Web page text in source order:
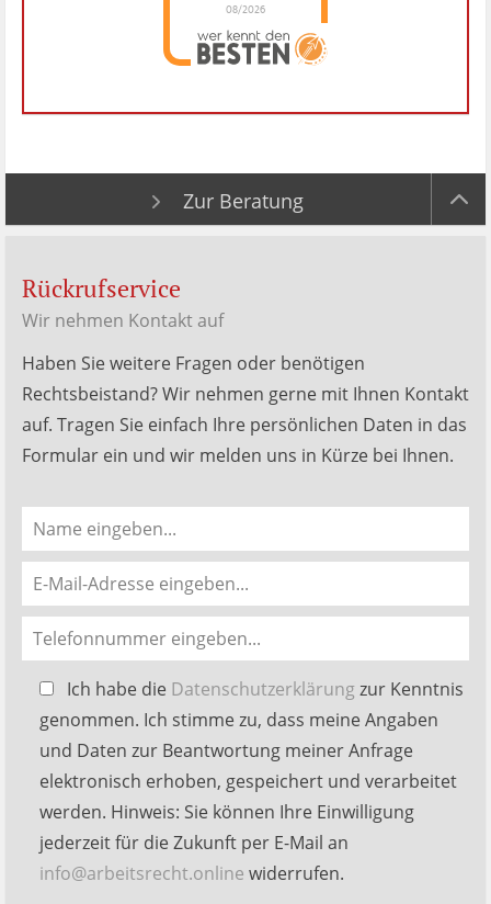
08/2026
Dr. Hubert Menken
hat4.88 von5
MenkenBewertungen
Zur Beratung
Rückrufservice
Wir nehmen Kontakt auf
Haben Sie weitere Fragen oder benötigen
Rechtsbeistand? Wir nehmen gerne mit Ihnen Kontakt
auf. Tragen Sie einfach Ihre persönlichen Daten in das
Formular ein und wir melden uns in Kürze bei Ihnen.
Bitte
lasse
dieses
Feld
leer.
Ich habe die Datenschutzerklärungzur Kenntnis
genommen. Ich stimme zu, dass meine Angaben
und Daten zur Beantwortung meiner Anfrage
elektronisch erhoben, gespeichert und verarbeitet
werden. Hinweis: Sie können Ihre Einwilligung
jederzeit für die Zukunft per E-Mail an
info@arbeitsrecht.online widerrufen.